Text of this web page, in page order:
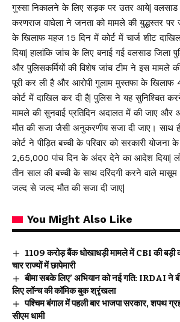
गुस्सा निकालने के लिए सड़क पर उतर आये| वलसाड
करणराज वाघेला ने जनता को मामले की युद्धस्तर
के खिलाफ महज 15 दिन में कोर्ट में चार्ज शीट
दिया| हालांकि जांच के लिए बनाई गई वलसाड जिला
और पुलिसकर्मियों की विशेष जांच टीम ने इस मामले
पूरी कर ली है और आरोपी गुलाम मुस्तफा के खिलाफ
कोर्ट में दाखिल कर दी है| पुलिस ने यह सुनिश्चित
मामले की सुनवाई प्रतिदिन अदालत में की जाए और
मौत की सजा जैसी अनुकरणीय सजा दी जाए। साथ
कोर्ट ने पीड़ित बच्ची के परिवार को सरकारी
₹2,65,000 पांच दिन के अंदर देने का आदेश दिया|
तीन साल की बच्ची के साथ दरिंदगी करने वाले मासूम
जल्द से जल्द मौत की सजा दी जाए|
You Might Also Like
₹1109 करोड़ बैंक धोखाधड़ी मामले में CBI की बड़ी
चार राज्यों में छापेमारी
बीमा सबके लिए’ अभियान को नई गति: IRDAI ने
लिए लॉन्च की कॉमिक बुक श्रृंखला
पश्चिम बंगाल में पहली बार भाजपा सरकार, शपथ
सीएम धामी